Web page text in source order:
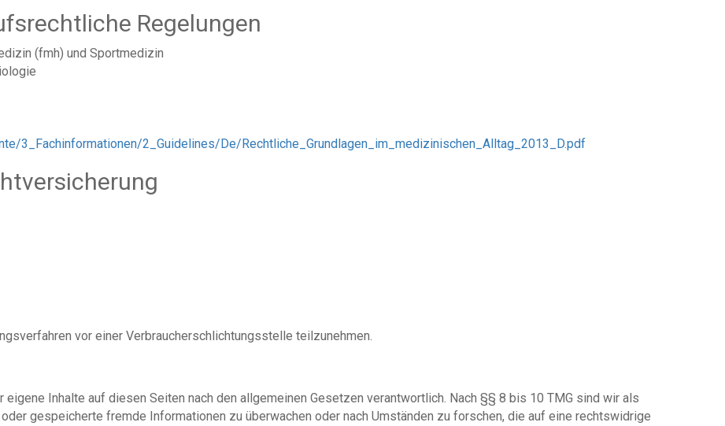
Regelungen
(fmh) und Sportmedizin
3_Fachinformationen/2_Guidelines/De/Rechtliche_Grundlagen_im_medizinischen_Alltag_2013_D.pdf
vor einer Verbraucherschlichtungsstelle teilzunehmen.
Inhalte auf diesen Seiten nach den allgemeinen Gesetzen verantwortlich. Nach §§ 8 bis 10 TMG sind wir als
gespeicherte fremde Informationen zu überwachen oder nach Umständen zu forschen, die auf eine rechtswidrige